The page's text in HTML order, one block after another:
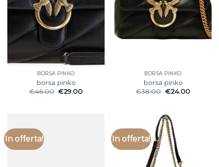
BORSA PINKO
borsa pinko
€46.00 €29.00
BORSA PINKO
borsa pinko
€38.00 €24.00
In offerta! In offerta!